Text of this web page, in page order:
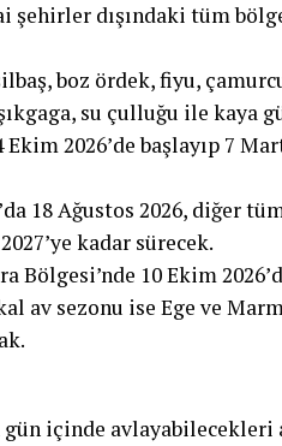
dışındaki tüm
boz ördek, fiyu,
su çulluğu ile kaya
2026’de başlayıp 7
18 Ağustos 2026, diğer
kadar sürecek.
Bölgesi’nde 10 Ekim
av sezonu ise Ege ve
gün içinde